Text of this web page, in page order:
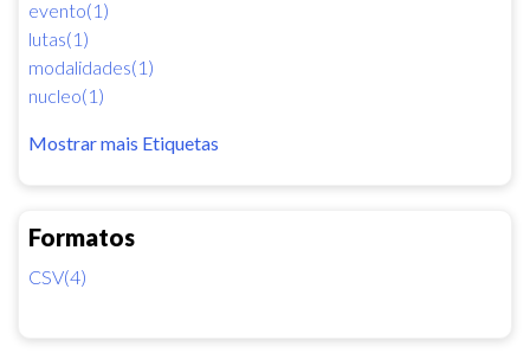
evento(1)
lutas(1)
modalidades(1)
nucleo(1)
Mostrar mais Etiquetas
Formatos
CSV(4)